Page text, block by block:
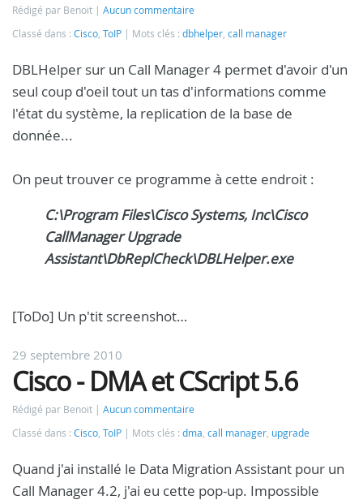
Rédigé par Benoit
Aucun commentaire
Classé dans : Cisco ToIP Mots clés : dbhelper call manager
DBLHelper sur un Call Manager 4 permet d'avoir d'un
seul coup d'oeil tout un tas d'informations comme
l'état du système, la replication de la base de
donnée...
On peut trouver ce programme à cette endroit :
C:\Program Files\Cisco Systems, Inc\Cisco
CallManager Upgrade
Assistant\DbReplCheck\DBLHelper.exe
[ToDo] Un p'tit screenshot…
29 septembre 2010
Cisco - DMA et CScript 5.6
Rédigé par Benoit
Aucun commentaire
Classé dans : Cisco ToIP Mots clés : dma call manager upgrade
Quand j'ai installé le Data Migration Assistant pour un
Call Manager 4.2, j'ai eu cette pop-up. Impossible